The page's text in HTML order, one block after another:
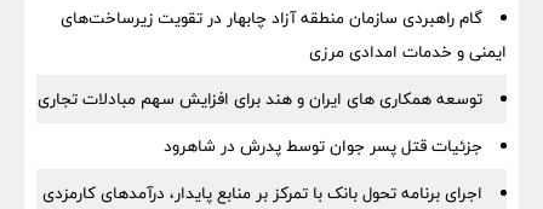
گام راهبردی سازمان منطقه آزاد چابهار در تقویت زیرساخت‌های
ایمنی و خدمات امدادی مرزی
توسعه همکاری های ایران و هند برای افزایش سهم مبادلات تجاری
جزئیات قتل پسر جوان توسط پدرش در شاهرود
اجرای برنامه تحول بانک با تمرکز بر منابع پایدار، درآمدهای کارمزدی